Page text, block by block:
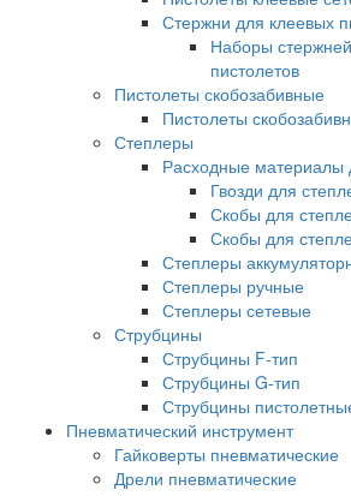
Стержни для клеевых
Наборы
пистолетов
Пистолеты скобозабивные
Пистолеты
Степлеры
Расходные материалы
Гвозди для
Скобы для
Скобы для
Степлеры
Степлеры ручные
Степлеры сетевые
Струбцины
Струбцины F-тип
Струбцины G-тип
Струбцины
Пневматический инструмент
Гайковерты пневматические
Дрели пневматические